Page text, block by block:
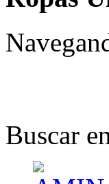
Buscar